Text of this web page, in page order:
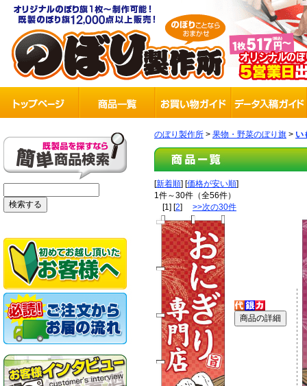
のぼり製作所 > 果物・野菜のぼり旗 > い
[新着順] [価格が安い順]
1件～30件（全56件）
[1] [2] >>次の30件